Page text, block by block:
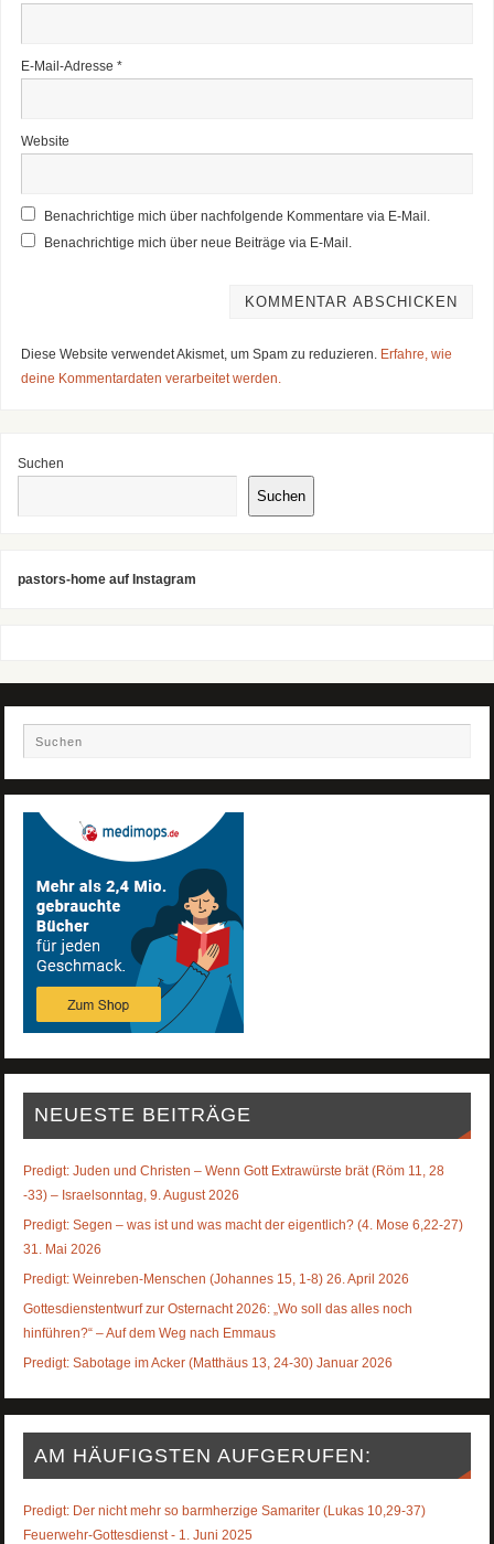
E-Mail-Adresse *
Website
Benachrichtige mich über nachfolgende Kommentare via E-Mail.
Benachrichtige mich über neue Beiträge via E-Mail.
Diese Website verwendet Akismet, um Spam zu reduzieren.
Erfahre, wie
deine Kommentardaten verarbeitet werden.
Suchen
Suchen
pastors-home auf Instagram
NEUESTE BEITRÄGE
Predigt: Juden und Christen – Wenn Gott Extrawürste brät (Röm 11, 28
-33) – Israelsonntag, 9. August 2026
Predigt: Segen – was ist und was macht der eigentlich? (4. Mose 6,22-27)
31. Mai 2026
Predigt: Weinreben-Menschen (Johannes 15, 1-8) 26. April 2026
Gottesdienstentwurf zur Osternacht 2026: „Wo soll das alles noch
hinführen?“ – Auf dem Weg nach Emmaus
Predigt: Sabotage im Acker (Matthäus 13, 24-30) Januar 2026
AM HÄUFIGSTEN AUFGERUFEN:
Predigt: Der nicht mehr so barmherzige Samariter (Lukas 10,29-37)
Feuerwehr-Gottesdienst - 1. Juni 2025